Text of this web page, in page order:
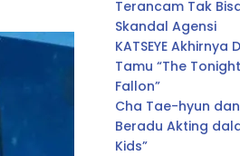
Terancam Tak
Skandal Agensi
KATSEYE
Tamu “The
Fallon”
Cha Tae-hyun
Beradu Akting
Kids”